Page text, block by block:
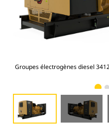
Groupes électrogènes diesel